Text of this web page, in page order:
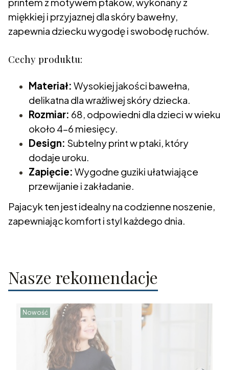
miękkiej i przyjaznej dla skóry bawełny,
zapewnia dziecku wygodę i swobodę ruchów.
Cechy produktu:
Materiał: Wysokiej jakości bawełna,
delikatna dla wrażliwej skóry dziecka.
Rozmiar: 68, odpowiedni dla dzieci w wieku
około 4-6 miesięcy.
Design: Subtelny print w ptaki, który
dodaje uroku.
Zapięcie: Wygodne guziki ułatwiające
przewijanie i zakładanie.
Pajacyk ten jest idealny na codzienne noszenie,
zapewniając komfort i styl każdego dnia.
Nasze rekomendacje
Nowość